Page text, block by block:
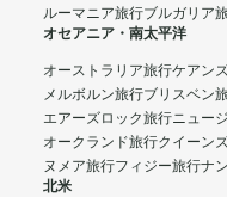
ルーマニア旅行ブルガリア
オセアニア・南太平洋
オーストラリア旅行ケアン
メルボルン旅行ブリスベン
エアーズロック旅行ニュー
オークランド旅行クイーン
ヌメア旅行フィジー旅行ナ
北米